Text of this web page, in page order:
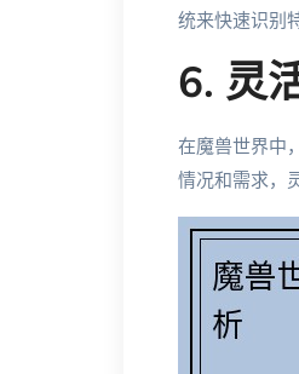
统来快速识别
6. 灵
在魔兽世界中
情况和需求，